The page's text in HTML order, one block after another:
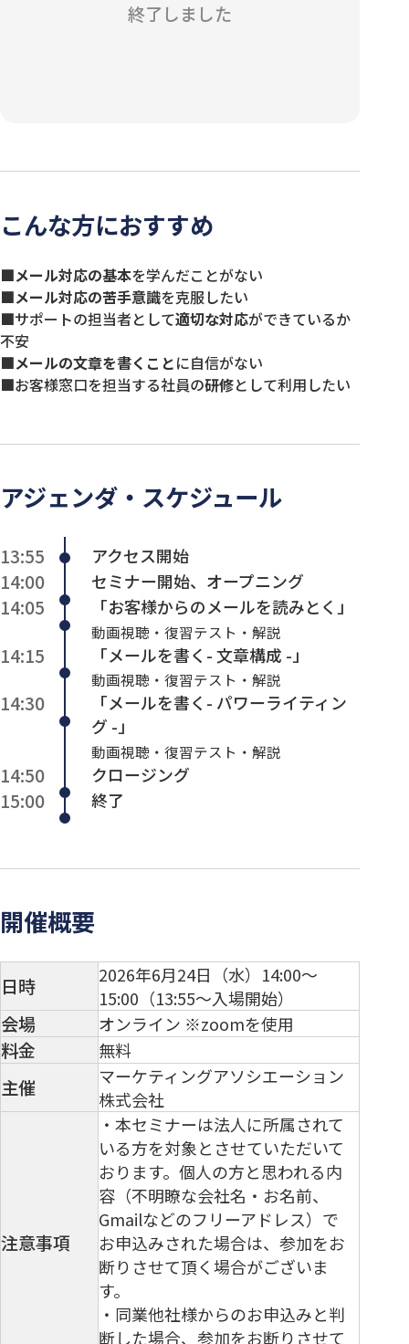
終了しました
こんな方におすすめ
■メール対応の基本を学んだことがない
■メール対応の苦手意識を克服したい
■サポートの担当者として適切な対応ができているか
不安
■メールの文章を書くことに自信がない
■お客様窓口を担当する社員の研修として利用したい
アジェンダ・スケジュール
13:55 アクセス開始
14:00 セミナー開始、オープニング
14:05 「お客様からのメールを読みとく」
動画視聴・復習テスト・解説
14:15 「メールを書く- 文章構成 -」
動画視聴・復習テスト・解説
14:30
「メールを書く- パワーライティン
グ -」
動画視聴・復習テスト・解説
14:50 クロージング
15:00 終了
開催概要
日時
2026年6月24日（水）14:00～
15:00（13:55～入場開始）
会場 オンライン ※zoomを使用
料金 無料
主催
マーケティングアソシエーション
株式会社
注意事項
・本セミナーは法人に所属されて
いる方を対象とさせていただいて
おります。個人の方と思われる内
容（不明瞭な会社名・お名前、
Gmailなどのフリーアドレス）で
お申込みされた場合は、参加をお
断りさせて頂く場合がございま
す。
・同業他社様からのお申込みと判
断した場合、参加をお断りさせて